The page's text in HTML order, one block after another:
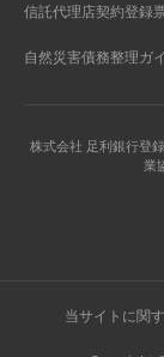
信託代理店契約登録
自然災害債務整理ガ
株式会社 足利銀行登
業
当サイトに関